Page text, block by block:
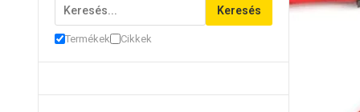
Keresés
Termékek Cikkek